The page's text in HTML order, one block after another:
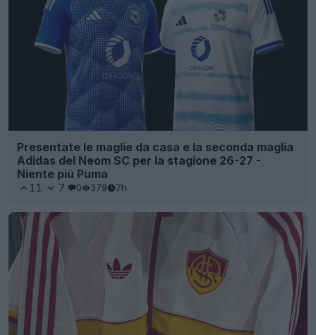
Presentate le maglie da casa e la seconda maglia
Adidas del Neom SC per la stagione 26-27 -
Niente più Puma
11 7 0 379 7h